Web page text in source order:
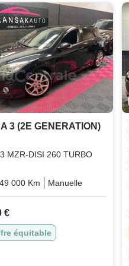
3 (2E GENERATION)
MZR-DISI 260 TURBO
49 000 Km Manuelle
€
équitable